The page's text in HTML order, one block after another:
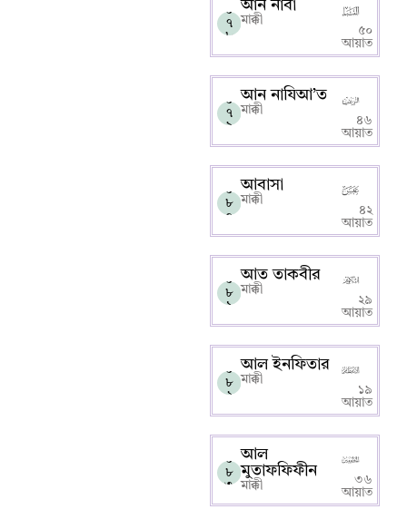
০
৭
৮
আন নাবা
মাক্কী
৫০
আয়াত
০
৭
৯
আন নাযিআ’ত
মাক্কী
৪৬
আয়াত
০
৮
০
আবাসা
মাক্কী
৪২
আয়াত
০
৮
১
আত তাকবীর
মাক্কী
২৯
আয়াত
০
৮
২
আল ইনফিতার
মাক্কী
১৯
আয়াত
০
৮
৩
আল
মুতাফফিফীন
মাক্কী
৩৬
আয়াত